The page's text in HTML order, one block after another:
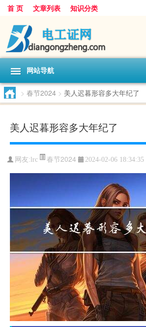
首 页 文章列表 知识分类
网站导航
> 春节2024 > 美人迟暮形容多大年纪了
美人迟暮形容多大年纪了
网友: lrc 春节2024 2024-02-06 18:34:35